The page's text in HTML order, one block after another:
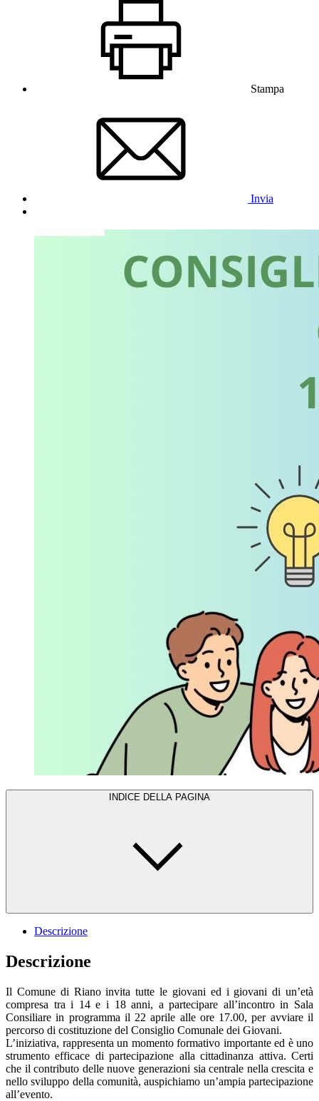
Stampa
Invia
INDICE DELLA PAGINA
Descrizione
Descrizione
Il Comune di Riano invita tutte le giovani ed i giovani di un’età
compresa tra i 14 e i 18 anni, a partecipare all’incontro in Sala
Consiliare in programma il 22 aprile alle ore 17.00, per avviare il
percorso di costituzione del Consiglio Comunale dei Giovani.
L’iniziativa, rappresenta un momento formativo importante ed è uno
strumento efficace di partecipazione alla cittadinanza attiva. Certi
che il contributo delle nuove generazioni sia centrale nella crescita e
nello sviluppo della comunità, auspichiamo un’ampia partecipazione
all’evento.